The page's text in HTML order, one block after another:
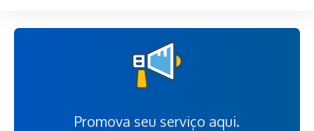
Promova seu serviço aqui.